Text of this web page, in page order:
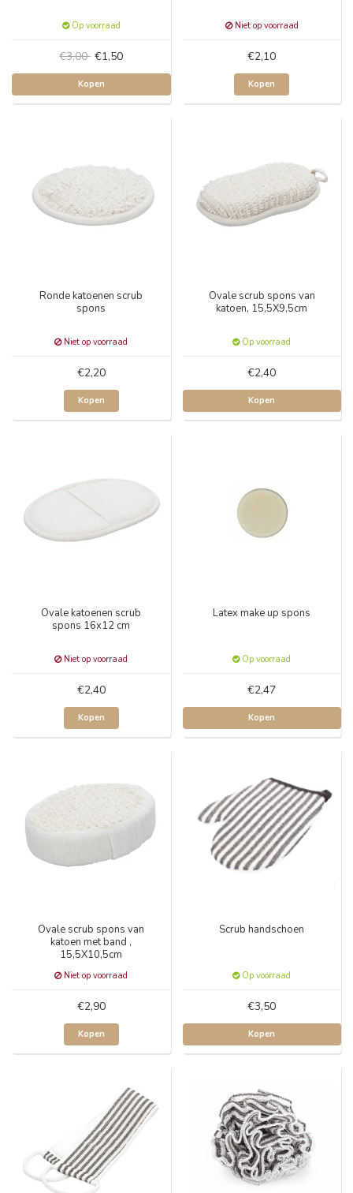
Op voorraad
€3,00 €1,50
Kopen
Niet op voorraad
€2,10
Kopen
Ronde katoenen scrub
spons
Niet op voorraad
€2,20
Kopen
Ovale scrub spons van
katoen, 15,5X9,5cm
Op voorraad
€2,40
Kopen
Ovale katoenen scrub
spons 16x12 cm
Niet op voorraad
€2,40
Kopen
Latex make up spons
Op voorraad
€2,47
Kopen
Ovale scrub spons van
katoen met band ,
15,5X10,5cm
Niet op voorraad
€2,90
Kopen
Scrub handschoen
Op voorraad
€3,50
Kopen